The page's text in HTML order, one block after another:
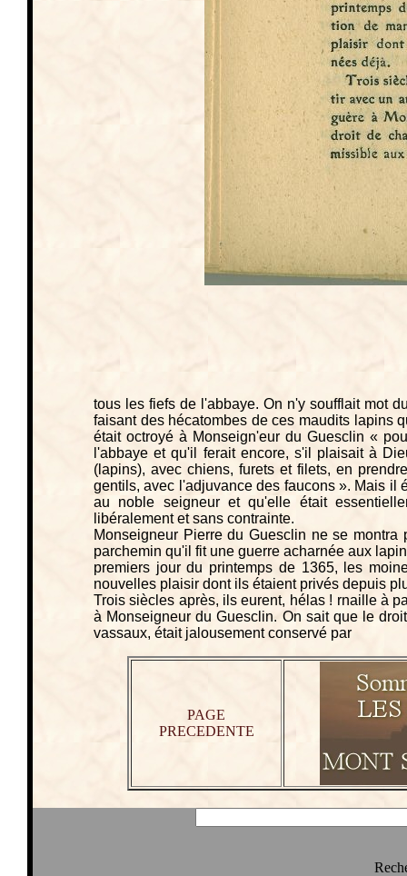
tous les fiefs de l'abbaye. On n'y soufflait mot
faisant des hécatombes de ces maudits lapins
était octroyé à Monseign'eur du Guesclin «
l'abbaye et qu'il ferait encore, s'il plaisait à
(lapins), avec chiens, furets et filets, en
gentils, avec l'adjuvance des faucons ». Mais il
au noble seigneur et qu'elle était
libéralement et sans contrainte.
Monseigneur Pierre du Guesclin ne se
parchemin qu'il fit une guerre acharnée aux
premiers jour du printemps de 1365, les
nouvelles plaisir dont ils étaient privés depuis
Trois siècles après, ils eurent, hélas ! rnaille à
à Monseigneur du Guesclin. On sait que le
vassaux, était jalousement conservé par
PAGE
PRECEDENTE